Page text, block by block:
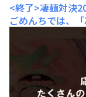
<終了>凄麺対決
ごめんちでは、
て、モニターキ
5 夏の陣＞ 「凄
念し、凄麺の絶
する「凄麺 対決
より、どな